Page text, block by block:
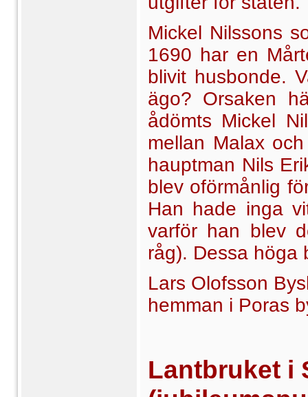
Mickel Nilssons
1690 har en
blivit husbonde.
ägo? Orsaken
ådömts Mickel
mellan Malax
hauptman Nils
blev oförmånlig
Han hade inga
varför han blev
råg). Dessa höga
Lars Olofsson
hemman i Poras
Lantbruket i